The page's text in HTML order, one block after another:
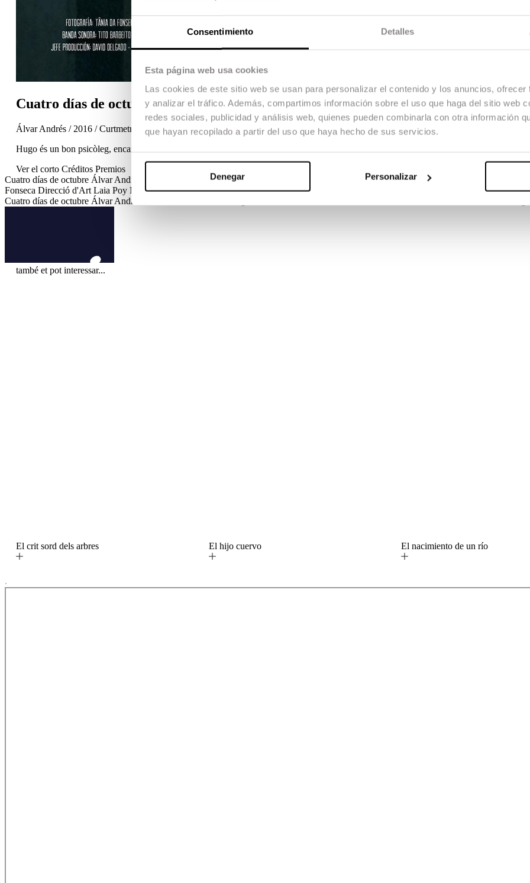
Consentimiento Detalles
Esta página web usa cookies
Las cookies de este sitio web se usan para personalizar el contenido y los anuncios,
y analizar el tráfico. Además, compartimos información sobre el uso que haga del sitio web
redes sociales, publicidad y análisis web, quienes pueden combinarla con otra información
que hayan recopilado a partir del uso que haya hecho de sus servicios.
Denegar Personalizar
Cuatro días de octubre
Álvar Andrés / 2016 / Curtmetratge / Drama / TFG
Hugo és un bon psicòleg, encara que fora de la seva consulta és molt tímid. Quan l’Esther, sense donar cap explicació, decideix deixar la
Ver el corto Créditos Premios
Cuatro días de octubre Álvar Andrés · 2015 / 2016 / Curtmetratge / Drama / TFG DireccióÁlvar Andrés Guió
Fonseca Direcció d'Art Laia Poy MuntatgeLuis Bernadas Disseny de SoYisel Pupo, Pol Plana Silvia Pla Cast
Cuatro días de octubre Álvar Andrés · 2015 / 2016 / Curtmetratge / Drama / TFG
també et pot interessar...
El crit sord dels arbres El hijo cuervo El nacimiento de un río